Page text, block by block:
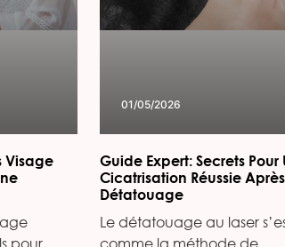
Visage
pour
01/05/2026
Guide Expert: Secrets Pour
Cicatrisation Réussie Après
Détatouage
Le détatouage au laser
comme la méthode de…